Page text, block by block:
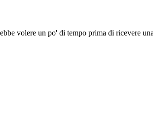
volere un po' di tempo prima di ricevere